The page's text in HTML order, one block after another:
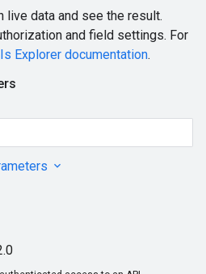
要求主體
回應主體
授權範圍